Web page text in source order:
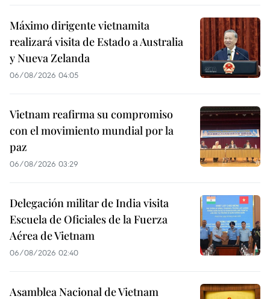
Máximo dirigente vietnamita
realizará visita de Estado a Australia
y Nueva Zelanda
06/08/2026 04:05
Vietnam reafirma su compromiso
con el movimiento mundial por la
paz
06/08/2026 03:29
Delegación militar de India visita
Escuela de Oficiales de la Fuerza
Aérea de Vietnam
06/08/2026 02:40
Asamblea Nacional de Vietnam